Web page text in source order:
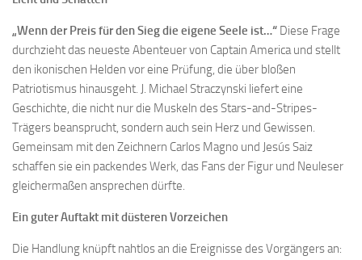
„Wenn der Preis für den Sieg die eigene Seele ist…“ Diese Frage
durchzieht das neueste Abenteuer von Captain America und stellt
den ikonischen Helden vor eine Prüfung, die über bloßen
Patriotismus hinausgeht. J. Michael Straczynski liefert eine
Geschichte, die nicht nur die Muskeln des Stars-and-Stripes-
Trägers beansprucht, sondern auch sein Herz und Gewissen.
Gemeinsam mit den Zeichnern Carlos Magno und Jesús Saiz
schaffen sie ein packendes Werk, das Fans der Figur und Neuleser
gleichermaßen ansprechen dürfte.
Ein guter Auftakt mit düsteren Vorzeichen
Die Handlung knüpft nahtlos an die Ereignisse des Vorgängers an: